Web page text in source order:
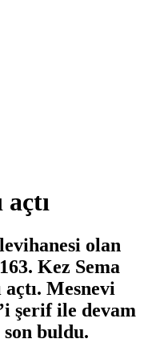
açtı
olan
Kez Sema
Mesnevi
şerif ile devam
buldu.